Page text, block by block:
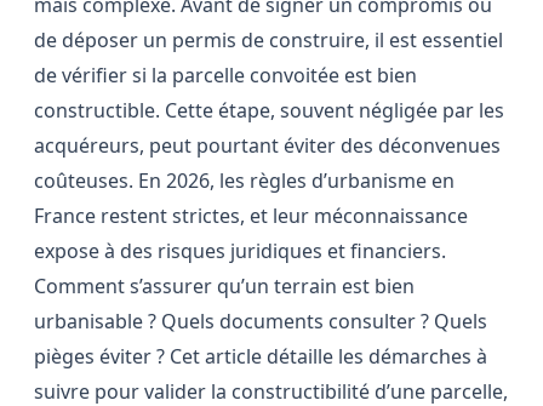
de déposer un permis de construire, il est essentiel
de vérifier si la parcelle convoitée est bien
constructible. Cette étape, souvent négligée par les
acquéreurs, peut pourtant éviter des déconvenues
coûteuses. En 2026, les règles d’urbanisme en
France restent strictes, et leur méconnaissance
expose à des risques juridiques et financiers.
Comment s’assurer qu’un terrain est bien
urbanisable ? Quels documents consulter ? Quels
pièges éviter ? Cet article détaille les démarches à
suivre pour valider la constructibilité d’une parcelle,